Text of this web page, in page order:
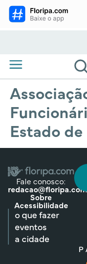
Estado
Fale conosco:
redacao@floripa.com
Sobre
Acessibilidade
o que fazer
eventos
a cidade